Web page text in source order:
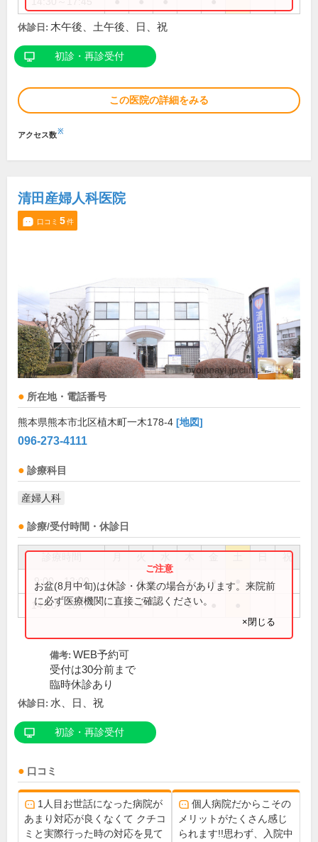
休診日: 木午後、土午後、日、祝
初診・再診受付
この医院の詳細をみる
アクセス数※
清田産婦人科医院
口コミ 5件
所在地・電話番号
熊本県熊本市北区植木町一木178-4 [地図]
096-273-4111
診療科目
産婦人科
診療/受付時間・休診日
祝
9:00～13:00 ● ● ● ●
14:00～18:00 ● ● ●
お盆(8月中旬)は休診・休業の場合があります。来院前
に必ず医療機関に直接ご確認ください。
×閉じる
備考: WEB予約可
受付は30分前まで
臨時休診あり
休診日: 水、日、祝
初診・再診受付
口コミ
1人目お世話になった病院が
あまり対応が良くなくて クチコ
ミと実際行った時の対応を見て
個人病院だからこその
メリットがたくさん感じ
られます!!思わず、入院中